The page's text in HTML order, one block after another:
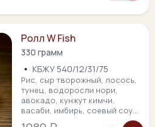
Ролл W Fish
330 грамм
• КБЖУ 540/12/31/75
Рис, сыр творожный, лосось,
тунец, водоросли нори,
авокадо, кунжут кимчи,
васаби, имбирь, соевый соу...